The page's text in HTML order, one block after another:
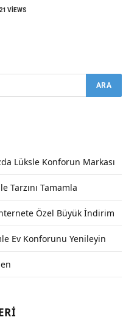
21 VIEWS
Lüksle Konforun Markası
Tarzını Tamamla
Özel Büyük İndirim
Ev Konforunu Yenileyin